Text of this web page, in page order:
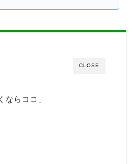
CLOSE
らココ」